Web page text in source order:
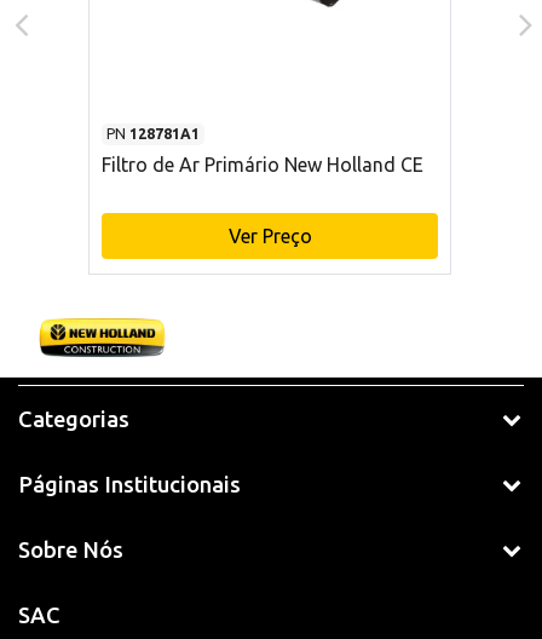
PN 128781A1
Filtro de Ar Primário New Holland CE
Ver Preço
Categorias
Páginas Institucionais
Sobre Nós
SAC